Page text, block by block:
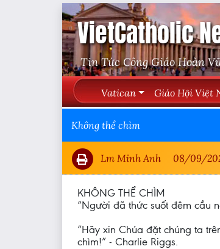
VietCatholic
Tin Tức Công Giáo Hoàn
Vatican Giáo Hội Việt
Không thể chìm
Lm Minh Anh 08/09/
KHÔNG THỂ CHÌM
“Người đã thức suốt đêm cầu
“Hãy xin Chúa đặt chúng ta
chìm!” - Charlie Riggs.